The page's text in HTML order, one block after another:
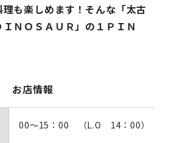
も楽しめます！そんな「太古
ＮＯＳＡＵＲ」の１ＰＩＮ
お店情報
00～15：00 （L.O 14：00）